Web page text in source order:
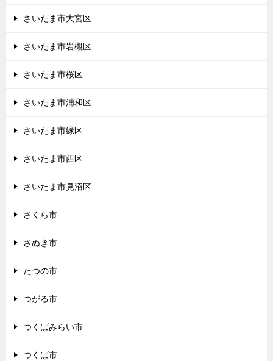
さいたま市大宮区
さいたま市岩槻区
さいたま市桜区
さいたま市浦和区
さいたま市緑区
さいたま市西区
さいたま市見沼区
さくら市
さぬき市
たつの市
つがる市
つくばみらい市
つくば市